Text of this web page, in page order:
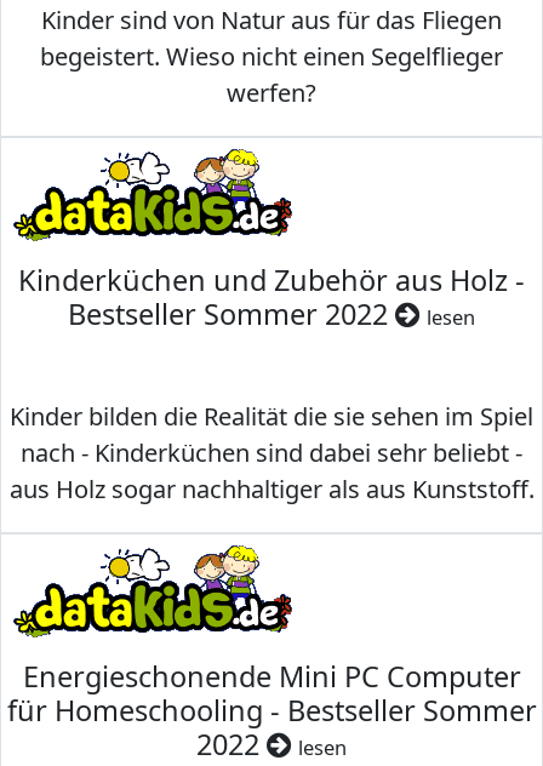
Kinder sind von Natur aus für das Fliegen
begeistert. Wieso nicht einen Segelflieger
werfen?
Kinderküchen und Zubehör aus Holz -
Bestseller Sommer 2022
lesen
Kinder bilden die Realität die sie sehen im Spiel
nach - Kinderküchen sind dabei sehr beliebt -
aus Holz sogar nachhaltiger als aus Kunststoff.
Energieschonende Mini PC Computer
für Homeschooling - Bestseller Sommer
2022
lesen